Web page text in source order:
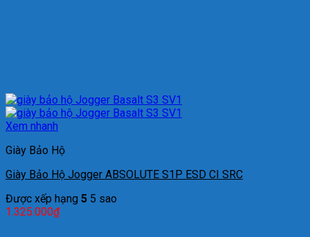
Xem nhanh
Giày Bảo Hộ
Giày Bảo Hộ Jogger ABSOLUTE S1P ESD CI SRC
Được xếp hạng 5 5 sao
1.325.000₫